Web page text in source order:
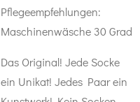
Pflegeempfehlungen:
Maschinenwäsche 30 Grad
Das Original! Jede Socke
ein Unikat! Jedes Paar ein